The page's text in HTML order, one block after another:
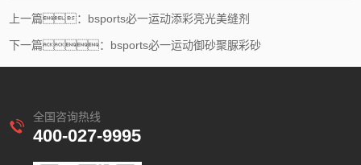
上一篇：bsports必一运动添彩亮光美缝剂
下一篇：bsports必一运动御砂聚脲彩砂
全国咨询热线
400-027-9995